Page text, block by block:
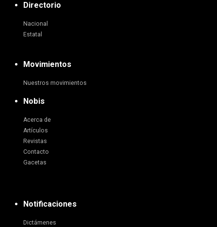
Directorio
Nacional
Estatal
Movimientos
Nuestros movimientos
Nobis
Acerca de
Artículos
Revistas
Contacto
Gacetas
Notificaciones
Dictámenes